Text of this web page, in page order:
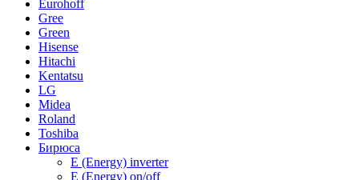
Eurohoff
Gree
Green
Hisense
Hitachi
Kentatsu
LG
Midea
Roland
Toshiba
Бирюса
E (Energy) inverter
E (Energy) on/off